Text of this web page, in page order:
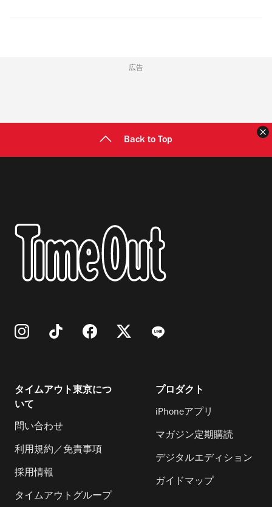
広告
Back to Top
タイムアウト東京につ
いて
問い合わせ
利用規約／免責事項
採用情報
タイムアウトグループ
プロダクト
iPhoneアプリ
マガジン定期購読
デジタルエディション
ガイドマップ